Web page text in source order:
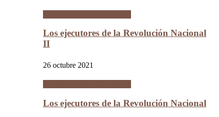
Los ejecutores de la Revolución Nacional
II
26 octubre 2021
Los ejecutores de la Revolución Nacional